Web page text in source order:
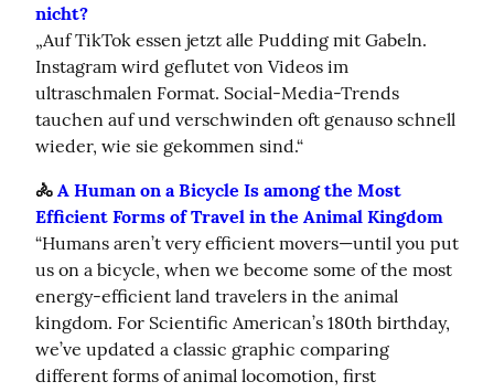
nicht?
„Auf TikTok essen jetzt alle Pudding mit Gabeln.
Instagram wird geflutet von Videos im
ultraschmalen Format. Social-Media-Trends
tauchen auf und verschwinden oft genauso schnell
wieder, wie sie gekommen sind.“
🚴 A Human on a Bicycle Is among the Most
Efficient Forms of Travel in the Animal Kingdom
“Humans aren’t very efficient movers—until you put
us on a bicycle, when we become some of the most
energy-efficient land travelers in the animal
kingdom. For Scientific American’s 180th birthday,
we’ve updated a classic graphic comparing
different forms of animal locomotion, first